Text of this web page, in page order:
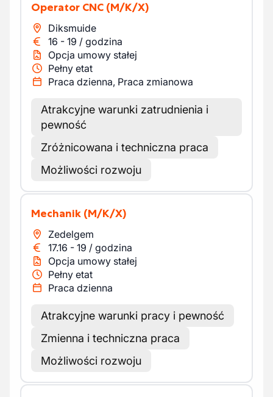
Operator CNC (M/K/X)
Diksmuide
16 - 19 / godzina
Opcja umowy stałej
Pełny etat
Praca dzienna, Praca zmianowa
Atrakcyjne warunki zatrudnienia i
pewność
Zróżnicowana i techniczna praca
Możliwości rozwoju
Mechanik (M/K/X)
Zedelgem
17.16 - 19 / godzina
Opcja umowy stałej
Pełny etat
Praca dzienna
Atrakcyjne warunki pracy i pewność
Zmienna i techniczna praca
Możliwości rozwoju